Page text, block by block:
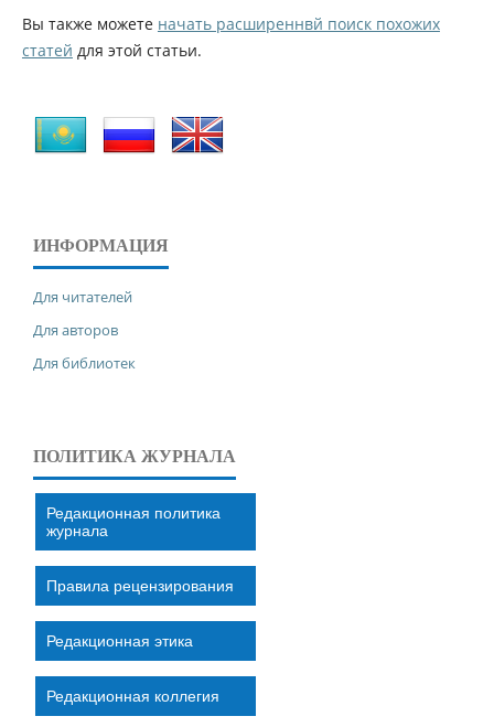
Вы также можете начать расширеннвй поиск похожих
статей для этой статьи.
ИНФОРМАЦИЯ
Для читателей
Для авторов
Для библиотек
ПОЛИТИКА ЖУРНАЛА
Редакционная политика
журнала
Правила рецензирования
Редакционная этика
Редакционная коллегия